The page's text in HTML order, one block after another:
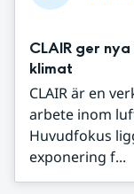
CLAIR ger
klimat
CLAIR är en
arbete inom
Huvudfokus
exponering f...